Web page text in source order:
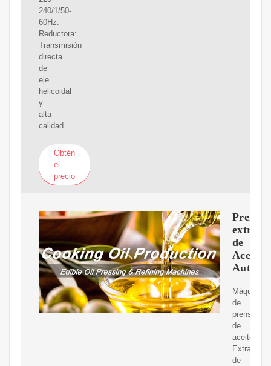
240/1/50-
60Hz.
Reductora:
Transmisión
directa
de
eje
helicoidal
y
alta
calidad.
Obtén
el
precio
Prensa
de
Aceite
Máquina
de
prensado
de
aceite
Extractor
de